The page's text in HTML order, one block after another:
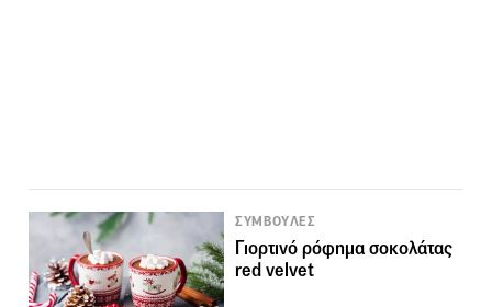
ΣΥΜΒΟΥΛΕΣ
Γιορτινό ρόφημα σοκολάτας
red velvet